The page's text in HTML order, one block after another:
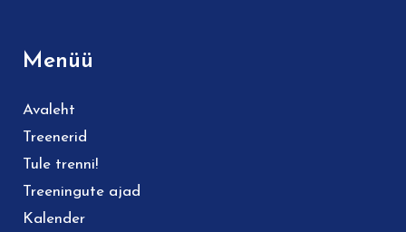
Menüü
Avaleht
Treenerid
Tule trenni!
Treeningute ajad
Kalender